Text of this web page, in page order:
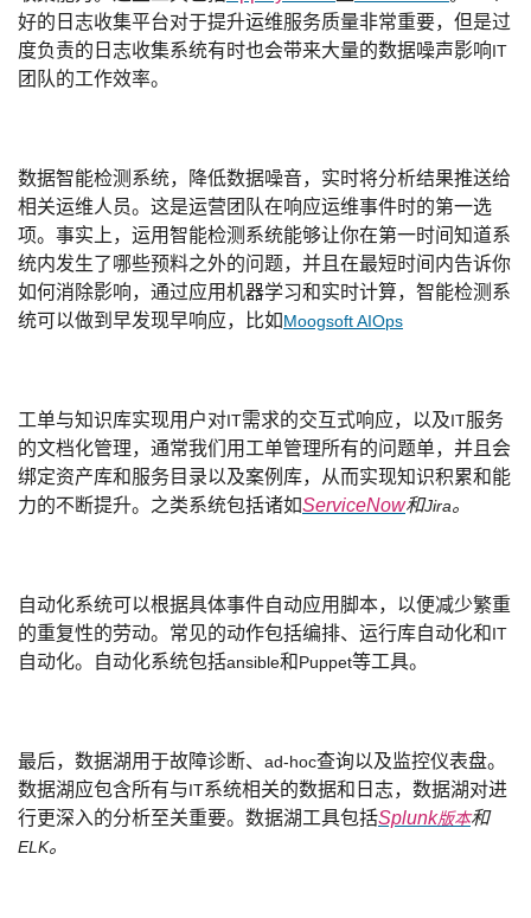
好的日志收集平台对于提升运维服务质量非常重要，但是过
度负责的日志收集系统有时也会带来大量的数据噪声影响IT
团队的工作效率。
数据智能检测系统，降低数据噪音，实时将分析结果推送给
相关运维人员。这是运营团队在响应运维事件时的第一选
项。事实上，运用智能检测系统能够让你在第一时间知道系
统内发生了哪些预料之外的问题，并且在最短时间内告诉你
如何消除影响，通过应用机器学习和实时计算，智能检测系
统可以做到早发现早响应，比如Moogsoft AIOps
工单与知识库实现用户对IT需求的交互式响应，以及IT服务
的文档化管理，通常我们用工单管理所有的问题单，并且会
绑定资产库和服务目录以及案例库，从而实现知识积累和能
力的不断提升。之类系统包括诸如ServiceNow和Jira。
自动化系统可以根据具体事件自动应用脚本，以便减少繁重
的重复性的劳动。常见的动作包括编排、运行库自动化和IT
自动化。自动化系统包括ansible和Puppet等工具。
最后，数据湖用于故障诊断、 ad-hoc查询以及监控仪表盘。
数据湖应包含所有与IT系统相关的数据和日志，数据湖对进
行更深入的分析至关重要。数据湖工具包括Splunk版本和
ELK。